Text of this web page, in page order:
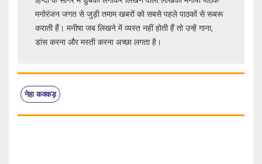
मनोरंजन जगत से जुड़ी तमाम खबरों को सबसे पहले पाठकों से रूबरू
कराती हैं। मनीषा जब लिखने में व्यस्त नहीं होती हैं तो उन्हें गाना,
डांस करना और मस्ती करना अच्छा लगता है।
नेहा कक्कड़